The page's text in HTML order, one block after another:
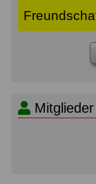
Mitglieder